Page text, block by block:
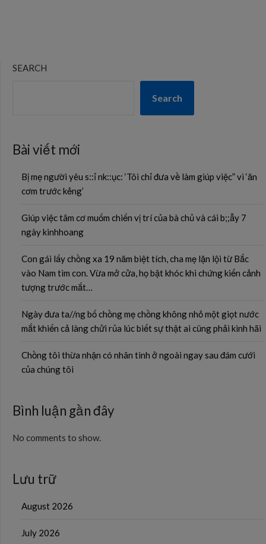
SEARCH
Search
Bài viết mới
Bị mẹ người yêu s::ỉ nk::ục: ‘Tôi chỉ đưa về làm giúp việc” vì ‘ăn
cơm trước kẻng’
Giúp việc tâm cơ muốm chiến vị trí của bà chủ và cái b;;ẫy 7
ngày kinhhoang
Con gái lấy chồng xa 19 năm biệt tích, cha mẹ lặn lội từ Bắc
vào Nam tìm con. Vừa mở cửa, họ bật khóc khi chứng kiến cảnh
tượng trước mắt…
Ngày đưa ta//ng bố chồng mẹ chồng không nhỏ một giọt nước
mắt khiến cả làng chửi rủa lúc biết sự thật ai cũng phải kinh hãi
Chồng tôi thừa nhận có nhân tình ở ngoài ngay sau đám cưới
của chúng tôi
Bình luận gần đây
No comments to show.
Lưu trữ
August 2026
July 2026